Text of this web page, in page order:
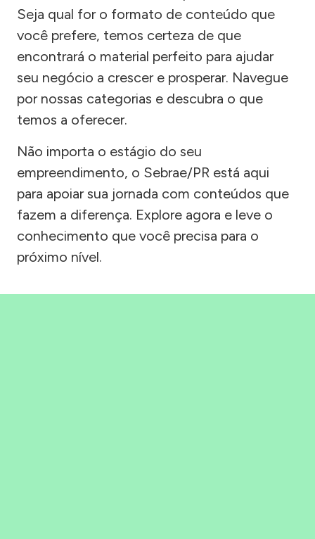
Seja qual for o formato de conteúdo que
você prefere, temos certeza de que
encontrará o material perfeito para ajudar
seu negócio a crescer e prosperar. Navegue
por nossas categorias e descubra o que
temos a oferecer.
Não importa o estágio do seu
empreendimento, o Sebrae/PR está aqui
para apoiar sua jornada com conteúdos que
fazem a diferença. Explore agora e leve o
conhecimento que você precisa para o
próximo nível.